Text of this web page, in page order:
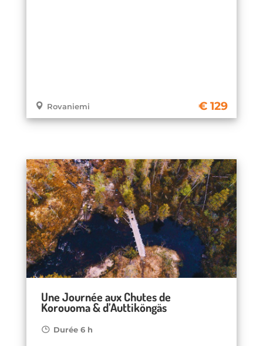
Rovaniemi 129
Une Journée aux Chutes de
Korouoma & d’Auttiköngäs
Durée 6 h